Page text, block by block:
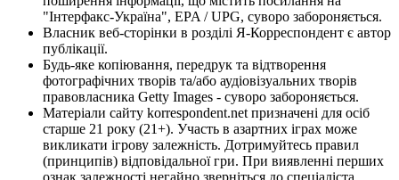
"Інтерфакс-Україна", EPA / UPG, суворо забороняється.
Власник веб-сторінки в розділі Я-Корреспондент є автор
публікації.
Будь-яке копіювання, передрук та відтворення
фотографічних творів та/або аудіовізуальних творів
правовласника Getty Images - суворо забороняється.
Матеріали сайту korrespondent.net призначені для осіб
старше 21 року (21+). Участь в азартних іграх може
викликати ігрову залежність. Дотримуйтесь правил
(принципів) відповідальної гри. При виявленні перших
ознак залежності негайно зверніться до спеціаліста.